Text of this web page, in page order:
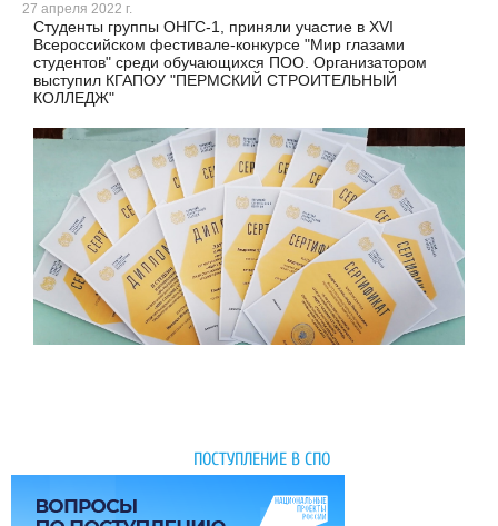
27 апреля 2022 г.
Студенты группы ОНГС-1, приняли участие в XVI
Всероссийском фестивале-конкурсе "Мир глазами
студентов" среди обучающихся ПОО. Организатором
выступил КГАПОУ "ПЕРМСКИЙ СТРОИТЕЛЬНЫЙ
КОЛЛЕДЖ"
ПОСТУПЛЕНИЕ В СПО